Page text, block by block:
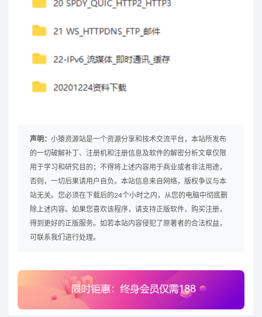
声明： 小猿资源站是一个资源分享和技术交流平台，本站所发布
的一切破解补丁、注册机和注册信息及软件的解密分析文章仅限
用于学习和研究目的；不得将上述内容用于商业或者非法用途，
否则，一切后果请用户自负。本站信息来自网络，版权争议与本
站无关。您必须在下载后的24个小时之内，从您的电脑中彻底删
除上述内容。如果您喜欢该程序，请支持正版软件，购买注册，
得到更好的正版服务。如若本站内容侵犯了原著者的合法权益，
可联系我们进行处理。